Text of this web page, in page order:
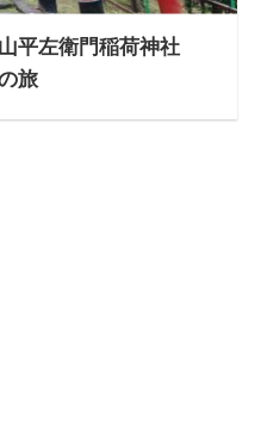
平左衛門稲荷神社
旅